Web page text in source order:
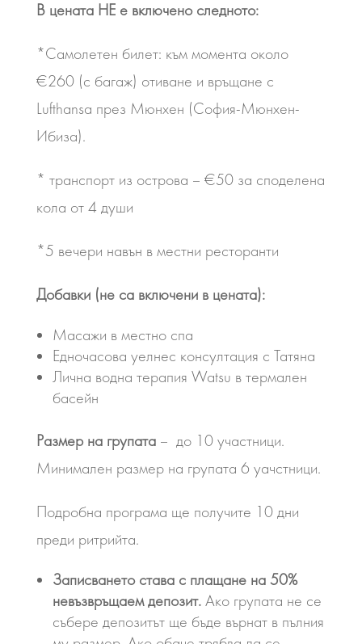
В цената НЕ е включено следното:
*Самолетен билет: към момента около
€260 (с багаж) отиване и връщане с
Lufthansa през Мюнхен (София-Мюнхен-
Ибиза).
* транспорт из острова – €50 за споделена
кола от 4 души
*5 вечери навън в местни ресторанти
Добавки (не са включени в цената):
Масажи в местно спа
Едночасова уелнес консултация с Татяна
Лична водна терапия Watsu в термален
басейн
Размер на групата– до 10 участници.
Минимален размер на групата 6 уачстници.
Подробна програма ще получите 10 дни
преди ритрийта.
Записването става с плащане на 50%
невъзвръщаем депозит. Ако групата не се
събере депозитът ще бъде върнат в пълния